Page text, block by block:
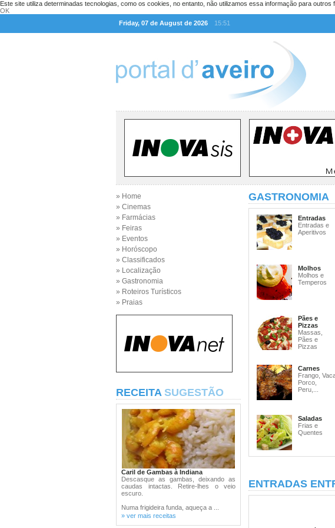
Este site utiliza determinadas tecnologias, como os cookies, no entanto, não utilizamos essa informação para outros
OK
Friday, 07 de August de 2026
15:51
» Home
» Cinemas
» Farmácias
» Feiras
» Eventos
» Horóscopo
» Classificados
» Localização
» Gastronomia
» Roteiros Turísticos
» Praias
RECEITA SUGESTÃO
Caril de Gambas à Indiana
Descasque as gambas, deixando as
caudas intactas. Retire-lhes o veio
escuro.
Numa frigideira funda, aqueça a ...
» ver mais receitas
GASTRONOMIA
Entradas
Entradas e
Aperitivos
Molhos
Molhos e
Temperos
Pães e
Pizzas
Massas,
Pães e
Pizzas
Carnes
Frango,
Porco,
Peru,...
Saladas
Frias e
Quentes
ENTRADAS